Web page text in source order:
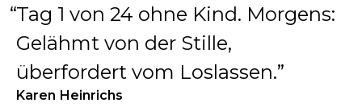
Tag 1 von 24 ohne Kind. Morgens:
Gelähmt von der Stille,
überfordert vom Loslassen.
Karen Heinrichs